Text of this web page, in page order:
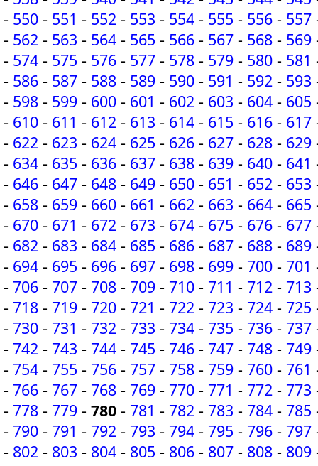
- 550 - 551 - 552 - 553 - 554 - 555 - 556 - 557
- 562 - 563 - 564 - 565 - 566 - 567 - 568 - 569
- 574 - 575 - 576 - 577 - 578 - 579 - 580 - 581
- 586 - 587 - 588 - 589 - 590 - 591 - 592 - 593
- 598 - 599 - 600 - 601 - 602 - 603 - 604 - 605
- 610 - 611 - 612 - 613 - 614 - 615 - 616 - 617
- 622 - 623 - 624 - 625 - 626 - 627 - 628 - 629
- 634 - 635 - 636 - 637 - 638 - 639 - 640 - 641
- 646 - 647 - 648 - 649 - 650 - 651 - 652 - 653
- 658 - 659 - 660 - 661 - 662 - 663 - 664 - 665
- 670 - 671 - 672 - 673 - 674 - 675 - 676 - 677
- 682 - 683 - 684 - 685 - 686 - 687 - 688 - 689
- 694 - 695 - 696 - 697 - 698 - 699 - 700 - 701
- 706 - 707 - 708 - 709 - 710 - 711 - 712 - 713
- 718 - 719 - 720 - 721 - 722 - 723 - 724 - 725
- 730 - 731 - 732 - 733 - 734 - 735 - 736 - 737
- 742 - 743 - 744 - 745 - 746 - 747 - 748 - 749
- 754 - 755 - 756 - 757 - 758 - 759 - 760 - 761
- 766 - 767 - 768 - 769 - 770 - 771 - 772 - 773
- 778 - 779 - 780 - 781 - 782 - 783 - 784 - 785
- 790 - 791 - 792 - 793 - 794 - 795 - 796 - 797
- 802 - 803 - 804 - 805 - 806 - 807 - 808 - 809